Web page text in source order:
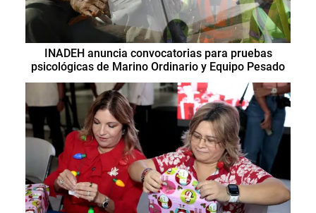
INADEH anuncia convocatorias para pruebas
psicológicas de Marino Ordinario y Equipo Pesado